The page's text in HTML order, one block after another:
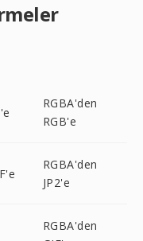
RGBA'den
RGB'e
RGBA'den
JP2'e
RGBA'den